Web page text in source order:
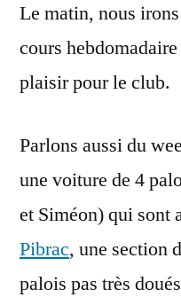
Le matin, nous
cours
plaisir pour le club.
Parlons aussi du
une voiture de 4
et Siméon) qui sont
Pibrac, une section
palois pas très